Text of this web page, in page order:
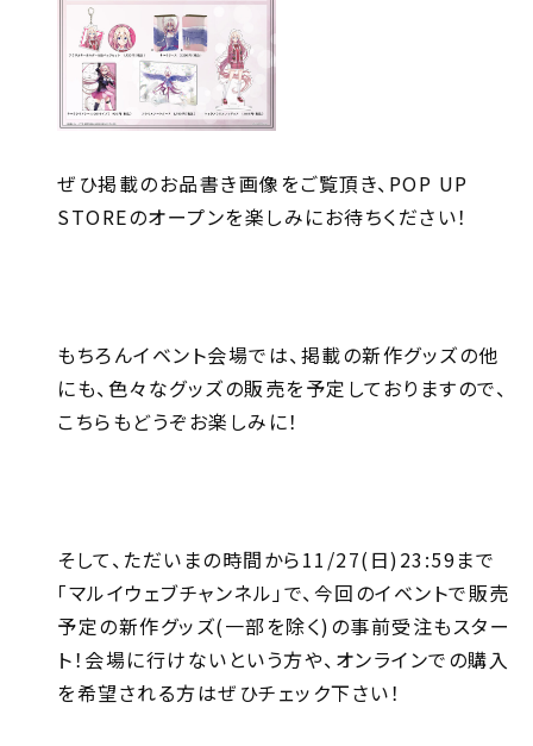
ぜひ掲載のお品書き画像をご覧頂き、POP UP
STOREのオープンを楽しみにお待ちください！
もちろんイベント会場では、掲載の新作グッズの他
にも、色々なグッズの販売を予定しておりますので、
こちらもどうぞお楽しみに！
そして、ただいまの時間から11/27(日)23:59まで
「マルイウェブチャンネル」で、今回のイベントで販売
予定の新作グッズ(一部を除く)の事前受注もスター
ト！会場に行けないという方や、オンラインでの購入
を希望される方はぜひチェック下さい！